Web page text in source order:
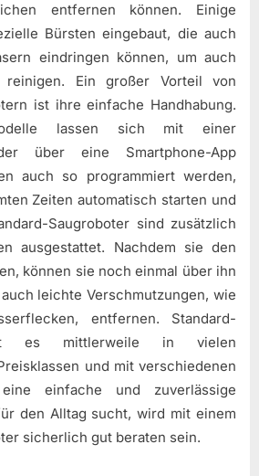
entfernen können. Einige
Bürsten eingebaut, die auch
eindringen können, um auch
Ein großer Vorteil von
ist ihre einfache Handhabung.
lassen sich mit einer
über eine Smartphone-App
auch so programmiert werden,
Zeiten automatisch starten und
Saugroboter sind zusätzlich
ausgestattet. Nachdem sie den
können sie noch einmal über ihn
leichte Verschmutzungen, wie
entfernen. Standard-
es mittlerweile in vielen
und mit verschiedenen
einfache und zuverlässige
den Alltag sucht, wird mit einem
sicherlich gut beraten sein.